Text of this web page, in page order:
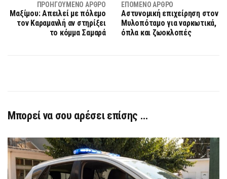
ΠΡΟΗΓΟΎΜΕΝΟ ΆΡΘΡΟ
Μαξίμου: Απειλεί με πόλεμο
τον Καραμανλή αν στηρίξει
το κόμμα Σαμαρά
ΕΠΌΜΕΝΟ ΆΡΘΡΟ
Αστυνομική επιχείρηση στον
Μυλοπόταμο για ναρκωτικά,
όπλα και ζωοκλοπές
Μπορεί να σου αρέσει επίσης …